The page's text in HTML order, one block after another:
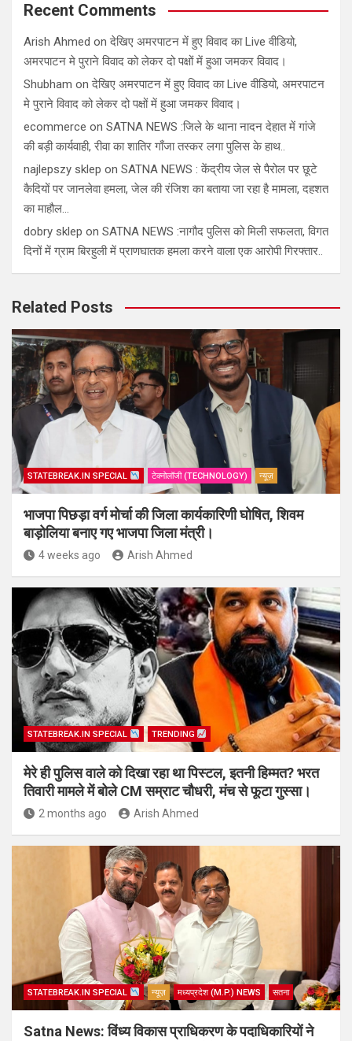
Recent Comments
Arish Ahmed onदेखिए अमरपाटन में हुए विवाद का Live वीडियो,
अमरपाटन मे पुराने विवाद को लेकर दो पक्षों में हुआ जमकर विवाद।
Shubham onदेखिए अमरपाटन में हुए विवाद का Live वीडियो, अमरपाटन
मे पुराने विवाद को लेकर दो पक्षों में हुआ जमकर विवाद।
ecommerce on SATNA NEWS :जिले के थाना नादन देहात में गांजे
की बड़ी कार्यवाही, रीवा का शातिर गाँजा तस्कर लगा पुलिस के हाथ..
najlepszy sklep on SATNA NEWS : केंद्रीय जेल से पैरोल पर छूटे
कैदियों पर जानलेवा हमला, जेल की रंजिश का बताया जा रहा है मामला, दहशत
का माहौल…
dobry sklep on SATNA NEWS :नागौद पुलिस को मिली सफलता, विगत
दिनों में ग्राम बिरहुली में प्राणघातक हमला करने वाला एक आरोपी गिरफ्तार..
Related Posts
STATEBREAK.IN SPECIAL टेक्नोलॉजी (TECHNOLOGY) न्यूज़
भाजपा पिछड़ा वर्ग मोर्चा की जिला कार्यकारिणी घोषित, शिवम
बाड़ोलिया बनाए गए भाजपा जिला मंत्री।
4 weeks ago Arish Ahmed
STATEBREAK.IN SPECIAL TRENDING
मेरे ही पुलिस वाले को दिखा रहा था पिस्टल, इतनी हिम्मत? भरत
तिवारी मामले में बोले CM सम्राट चौधरी, मंच से फूटा गुस्सा।
2 months ago Arish Ahmed
STATEBREAK.IN SPECIAL न्यूज़ मध्यप्रदेश (M.P.) NEWS सतना
Satna News: विंध्य विकास प्राधिकरण के पदाधिकारियों ने